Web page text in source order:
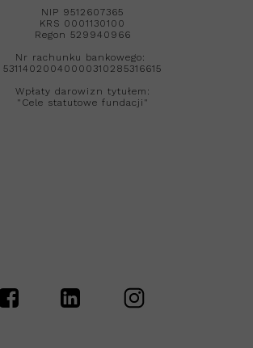
NIP 9512607365
KRS 0001130100
Regon 529940966
Nr rachunku bankowego:
53114020040000310285316615
Wpłaty darowizn tytułem:
"Cele statutowe fundacji"